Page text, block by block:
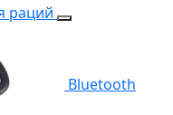
раций
Bluetooth